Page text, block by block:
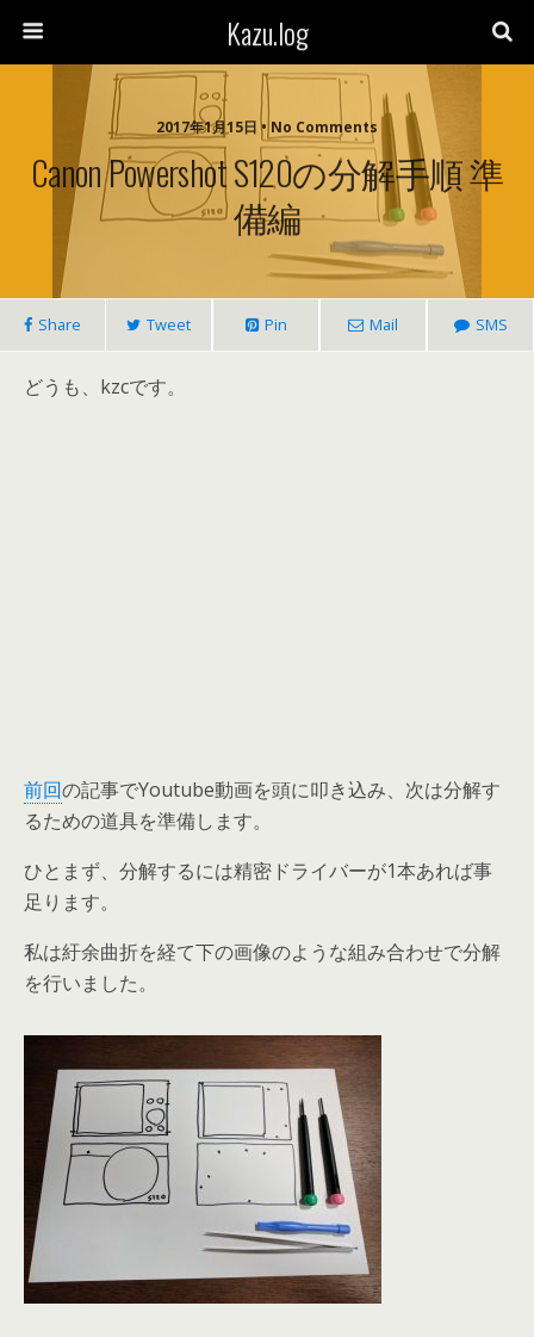
Kazu.log
2017年1月15日 • No Comments
Canon Powershot S120の分解手順 準
備編
Share Tweet Pin Mail SMS
どうも、kzcです。
前回の記事でYoutube動画を頭に叩き込み、次は分解す
るための道具を準備します。
ひとまず、分解するには精密ドライバーが1本あれば事
足ります。
私は紆余曲折を経て下の画像のような組み合わせで分解
を行いました。